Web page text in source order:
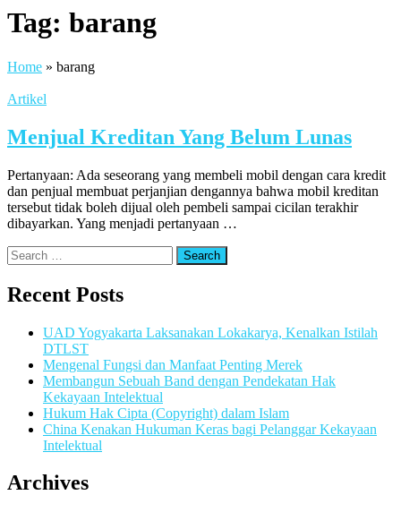
Tag: barang
Home » barang
Artikel
Menjual Kreditan Yang Belum Lunas
Pertanyaan: Ada seseorang yang membeli mobil dengan cara kredit
dan penjual membuat perjanjian dengannya bahwa mobil kreditan
tersebut tidak boleh dijual oleh pembeli sampai cicilan terakhir
dibayarkan. Yang menjadi pertanyaan …
Search
for:
Recent Posts
UAD Yogyakarta Laksanakan Lokakarya, Kenalkan Istilah
DTLST
Mengenal Fungsi dan Manfaat Penting Merek
Membangun Sebuah Band dengan Pendekatan Hak
Kekayaan Intelektual
Hukum Hak Cipta (Copyright) dalam Islam
China Kenakan Hukuman Keras bagi Pelanggar Kekayaan
Intelektual
Archives